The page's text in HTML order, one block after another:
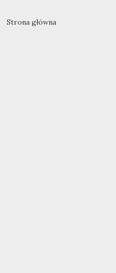
Strona główna